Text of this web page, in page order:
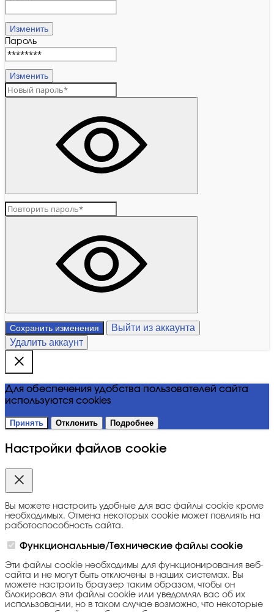
Изменить
Пароль
Изменить
Сохранить изменения
Выйти из аккаунта
Удалить аккаунт
Для обеспечения удобства пользователей сайта
используются cookies
Принять Отклонить Подробнее
Настройки файлов cookie
Вы можете настроить удобные для вас файлы cookie кроме
необходимых. Отмена некоторых cookie может повлиять на
работоспособность сайта.
Функциональные/Технические файлы cookie
Эти файлы cookie необходимы для функционирования веб-
сайта и не могут быть отключены в наших системах. Вы
можете настроить браузер таким образом, чтобы он
блокировал эти файлы cookie или уведомлял вас об их
использовании, но в таком случае возможно, что некоторые